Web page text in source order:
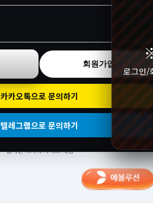
회원가입
카카오톡으로 문의하기
텔레그램으로 문의하기
로그인/